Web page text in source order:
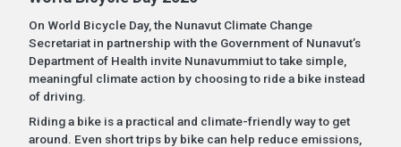
On World Bicycle Day, the Nunavut Climate Change
Secretariat in partnership with the Government of Nunavut’s
Department of Health invite Nunavummiut to take simple,
meaningful climate action by choosing to ride a bike instead
of driving.
Riding a bike is a practical and climate-friendly way to get
around. Even short trips by bike can help reduce emissions,